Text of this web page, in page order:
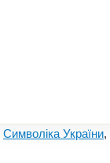
Символіка України,